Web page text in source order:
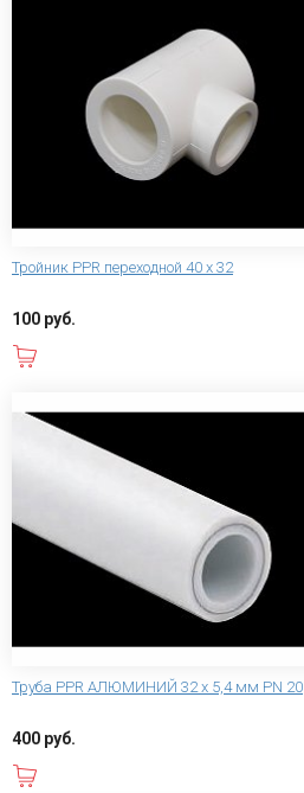
Тройник PPR переходной 40 х 32
100 руб.
Труба PPR АЛЮМИНИЙ 32 х 5,4 мм PN 20
400 руб.